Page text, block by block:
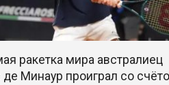
ракетка мира австралиец
де Минаур проиграл со